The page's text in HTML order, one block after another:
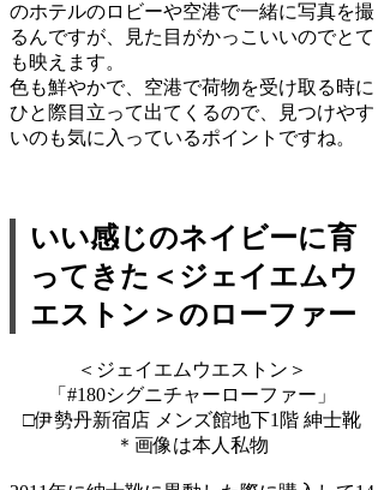
のホテルのロビーや空港で一緒に写真を撮
るんですが、見た目がかっこいいのでとて
も映えます。
色も鮮やかで、空港で荷物を受け取る時に
ひと際目立って出てくるので、見つけやす
いのも気に入っているポイントですね。
いい感じのネイビーに育
ってきた＜ジェイエムウ
エストン＞のローファー
＜ジェイエムウエストン＞
「#180シグニチャーローファー」
□伊勢丹新宿店 メンズ館地下1階 紳士靴
＊画像は本人私物